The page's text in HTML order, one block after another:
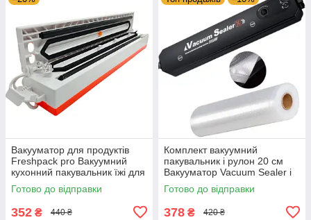
Вакууматор для продуктів
Freshpack pro Вакуумний
кухонний пакувальник їжі для
м'яса, риби, овочів
Готово до відправки
352 ₴ 440 ₴
Комплект вакуумний
пакувальник і рулон 20 см
Вакууматор Vacuum Sealer і
пакети для вакуумування
Готово до відправки
378 ₴ 420 ₴